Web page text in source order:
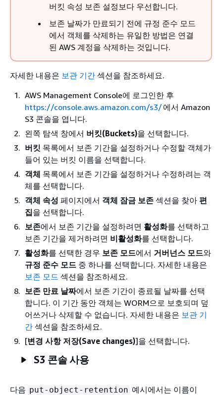
버킷 속성 보존 설정보다 우선합니다.
보존 날짜가 만료되기 전에 규정 준수 모드
에서 객체를 삭제하는 유일한 방법은 연결
된 AWS 계정을 삭제하는 것입니다.
자세한 내용은 보관 기간 섹션을 참조하세요.
AWS Management Console에 로그인한 후
https://console.aws.amazon.com/s3/에서 Amazon
S3 콘솔을 엽니다.
왼쪽 탐색 창에서 버킷(Buckets)을 선택합니다.
버킷 목록에서 보존 기간을 설정하거나 수정할 객체가
들어 있는 버킷 이름을 선택합니다.
객체 목록에서 보존 기간을 설정하거나 수정하려는 객
체를 선택합니다.
객체 속성 페이지에서 객체 잠금 보존 섹션을 찾아 편
집을 선택합니다.
보존에서 보존 기간을 설정하려면 활성화를 선택하고
보존 기간을 제거하려면 비활성화를 선택합니다.
활성화를 선택한 경우 보존 모드에서 거버넌스 모드와
규정 준수 모드 중 하나를 선택합니다. 자세한 내용은
보존 모드 섹션을 참조하세요.
보존 만료 날짜에서 보존 기간이 종료될 날짜를 선택
합니다. 이 기간 동안 객체는 WORM으로 보호되며 덮
어쓰거나 삭제할 수 없습니다. 자세한 내용은 보관 기
간 섹션을 참조하세요.
[변경 사항 저장(Save changes)]을 선택합니다.
S3 콘솔 사용
다음 put-object-retention 예시에서는 이름이